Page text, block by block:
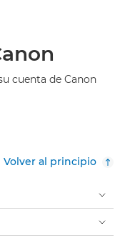
cuenta de Canon
Volver al principio